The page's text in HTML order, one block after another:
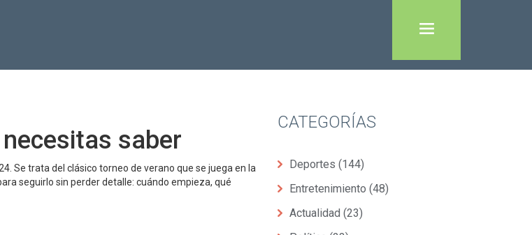
saber
Se trata del clásico torneo de verano que se juega en la
seguirlo sin perder detalle: cuándo empieza, qué
CATEGORÍAS
Deportes (144)
Entretenimiento (48)
Actualidad (23)